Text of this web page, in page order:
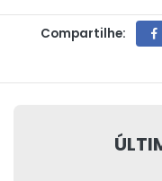
Compartilhe: